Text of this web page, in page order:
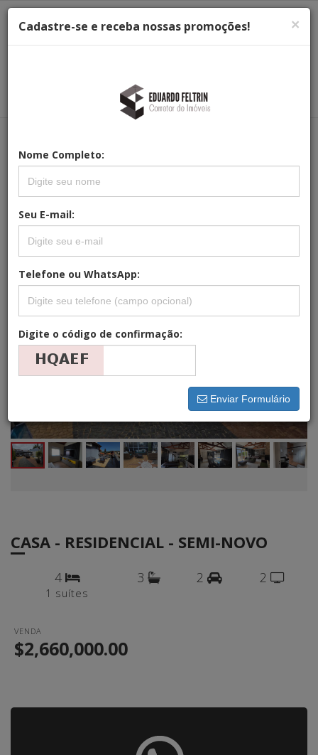
MenuMenu Principal
REFERÊNCIA: CB-0033
SOBRADO À VENDA EM ITATIBA SP.
CASA - RESIDENCIAL - SEMI-NOVO
4
1 suítes
3 2 2
VENDA
$2,660,000.00
×
Cadastre-se e receba nossas promoções!
Nome Completo:
Seu E-mail:
Telefone ou WhatsApp:
Digite o código de confirmação:
Enviar Formulário